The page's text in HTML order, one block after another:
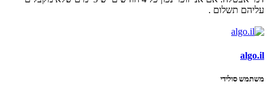
עליהם תשלום .
algo.il
משתמש סולידי